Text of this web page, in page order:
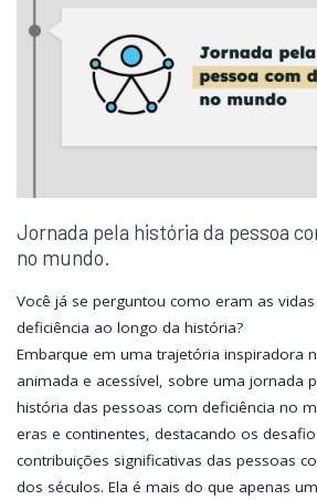
Jornada pela história da pessoa
no mundo.
Você já se perguntou como eram as
deficiência ao longo da história?
Embarque em uma trajetória inspiradora
animada e acessível, sobre uma jornada
história das pessoas com deficiência no
eras e continentes, destacando os
contribuições significativas das pessoas
dos séculos. Ela é mais do que apenas